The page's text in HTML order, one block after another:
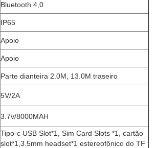
Bluetooth 4,0
IP65
Apoio
Apoio
Parte dianteira 2.0M, 13.0M traseiro
5V/2A
3.7v/8000MAH
Tipo-c USB Slot*1, Sim Card Slots *1, cartão
slot*1,3.5mm headset*1 estereofônico do TF